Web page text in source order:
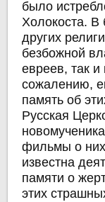
было
Холокоста.
других
безбожной
евреев, так и
сожалению,
память об
Русская
фильмы о
известна
памяти о
этих